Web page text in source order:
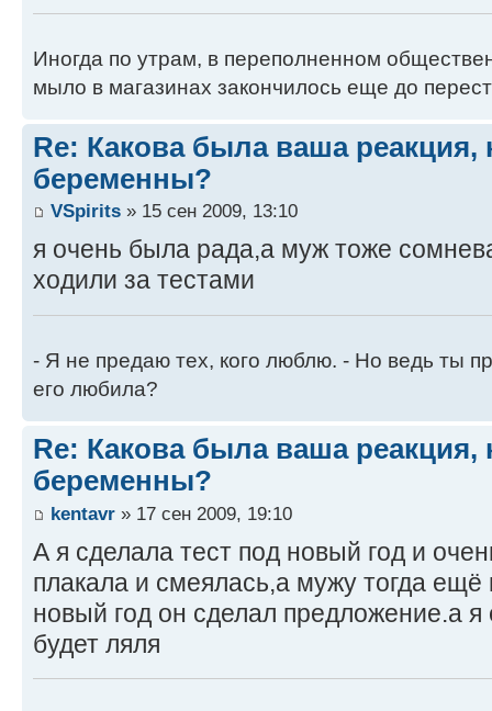
Иногда по утрам, в переполненном
мыло в магазинах закончилось еще до
Re: Какова была ваша реакция,
беременны?
VSpirits » 15 сен 2009, 13:10
я очень была рада,а муж тоже
ходили за тестами
- Я не предаю тех, кого люблю. - Но ведь ты
его любила?
Re: Какова была ваша реакция,
беременны?
kentavr » 17 сен 2009, 19:10
А я сделала тест под новый год и
плакала и смеялась,а мужу тогда
новый год он сделал предложение.а
будет ляля